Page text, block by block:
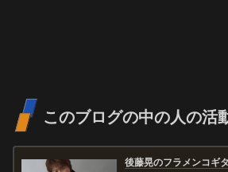
このブログの中の人の活
後藤晃のフラメンコギ